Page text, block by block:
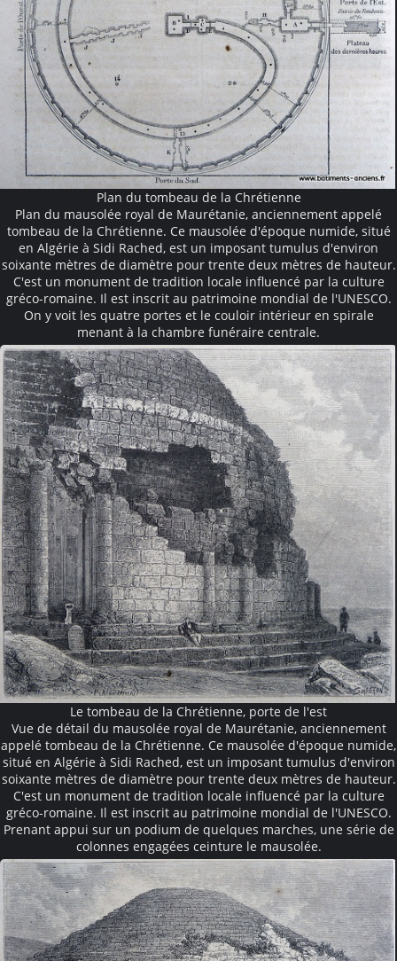
Plan du tombeau de la Chrétienne
Plan du mausolée royal de Maurétanie, anciennement appelé
tombeau de la Chrétienne. Ce mausolée d'époque numide, situé
en Algérie à Sidi Rached, est un imposant tumulus d'environ
soixante mètres de diamètre pour trente deux mètres de hauteur.
C'est un monument de tradition locale influencé par la culture
gréco-romaine. Il est inscrit au patrimoine mondial de l'UNESCO.
On y voit les quatre portes et le couloir intérieur en spirale
menant à la chambre funéraire centrale.
Le tombeau de la Chrétienne, porte de l'est
Vue de détail du mausolée royal de Maurétanie, anciennement
appelé tombeau de la Chrétienne. Ce mausolée d'époque numide,
situé en Algérie à Sidi Rached, est un imposant tumulus d'environ
soixante mètres de diamètre pour trente deux mètres de hauteur.
C'est un monument de tradition locale influencé par la culture
gréco-romaine. Il est inscrit au patrimoine mondial de l'UNESCO.
Prenant appui sur un podium de quelques marches, une série de
colonnes engagées ceinture le mausolée.